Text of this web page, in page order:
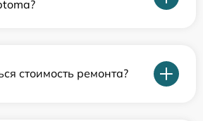
стоимость ремонта?